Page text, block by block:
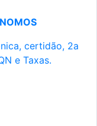
certidão, 2a
e Taxas.